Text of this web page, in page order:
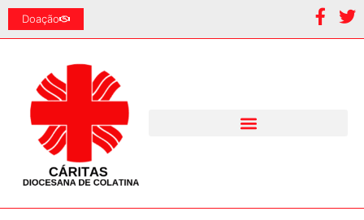
Doação